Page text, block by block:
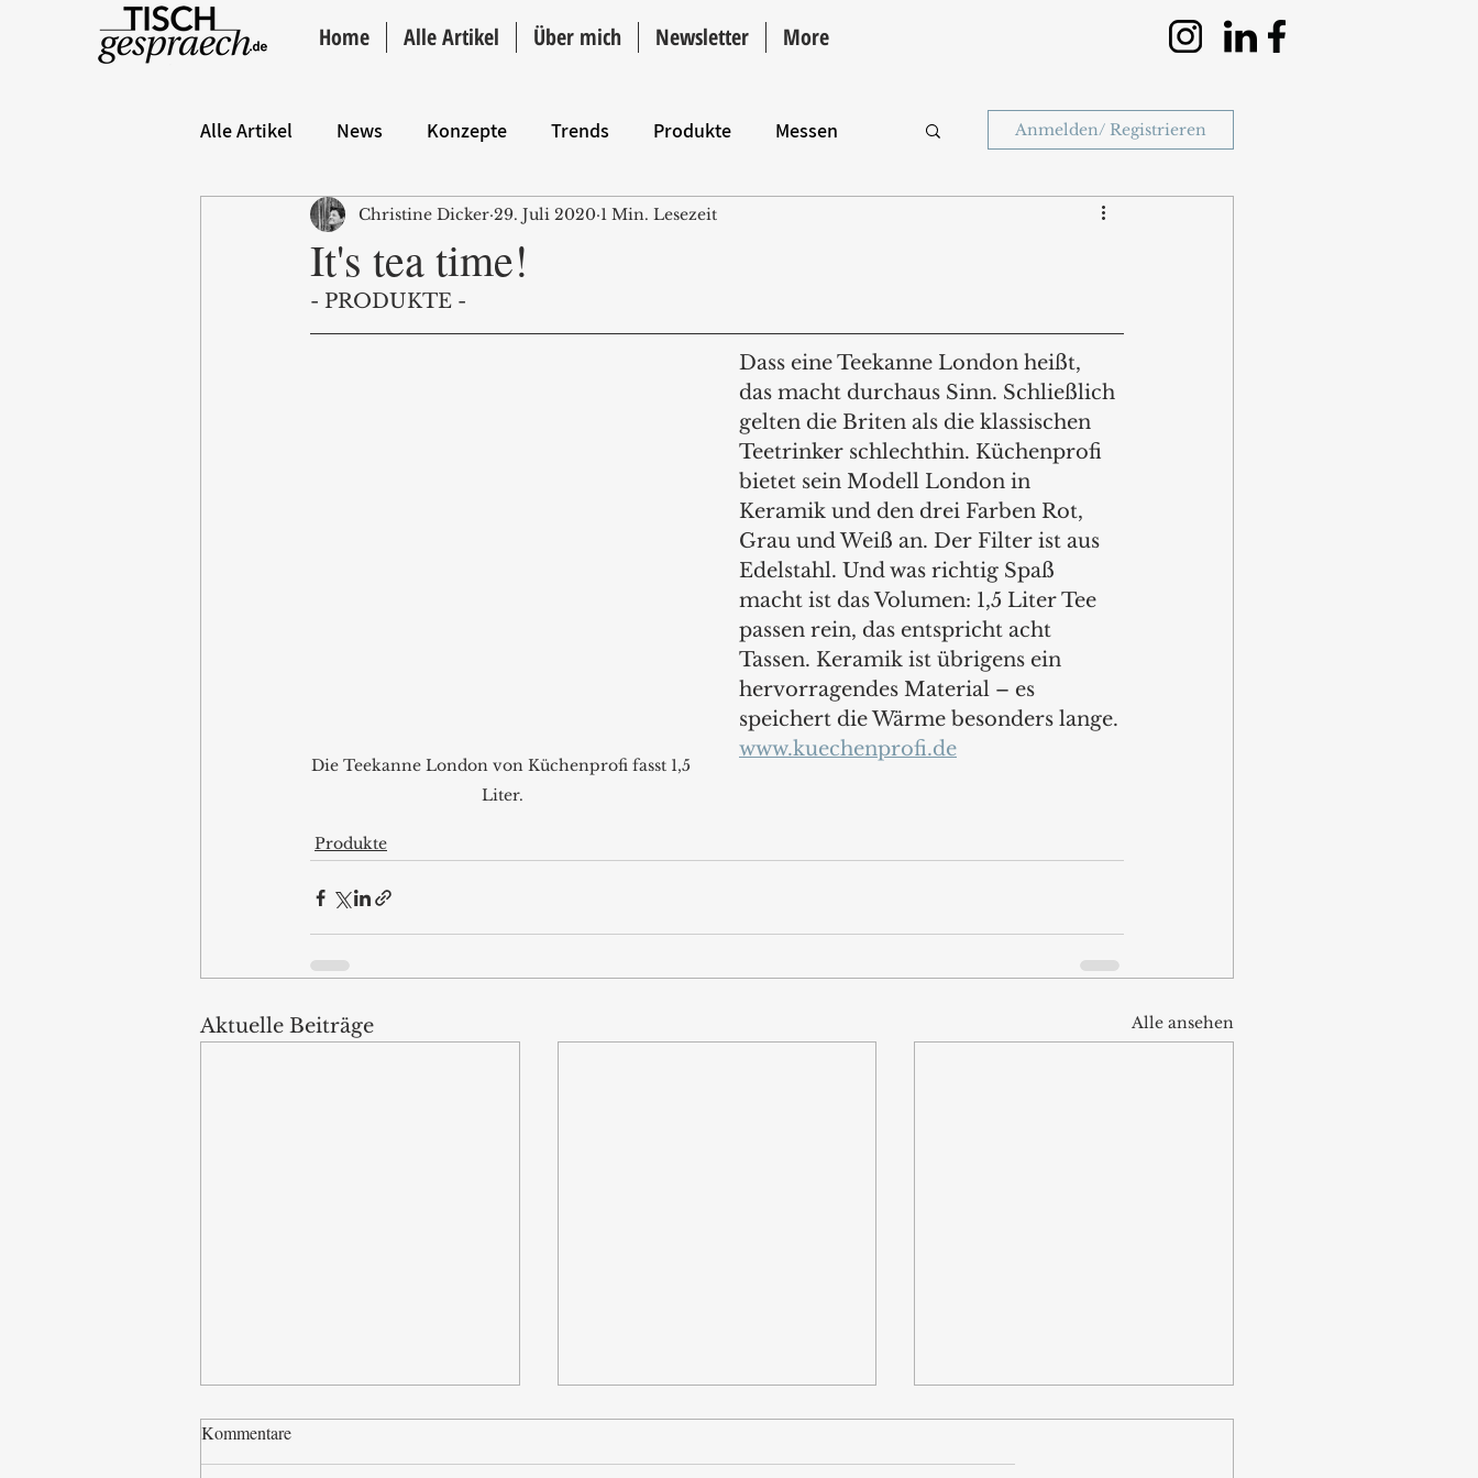
Home Alle Artikel Über mich Newsletter More
Alle Artikel News Konzepte Trends Produkte Messen
Hintergrund ANZEIGE Intro
Anmelden/ Registrieren
It's tea time!
Christine Dicker 29. Juli 2020 1 Min. Lesezeit
- PRODUKTE -
Die Teekanne London von Küchenprofi fasst 1,5
Liter.
Dass eine Teekanne London heißt,
das macht durchaus Sinn. Schließlich
gelten die Briten als die klassischen
Teetrinker schlechthin. Küchenprofi
bietet sein Modell London in
Keramik und den drei Farben Rot,
Grau und Weiß an. Der Filter ist aus
Edelstahl. Und was richtig Spaß
macht ist das Volumen: 1,5 Liter Tee
passen rein, das entspricht acht
Tassen. Keramik ist übrigens ein
hervorragendes Material – es
speichert die Wärme besonders lange.
www.kuechenprofi.de
Produkte
Aktuelle Beiträge Alle ansehen
Kommentare